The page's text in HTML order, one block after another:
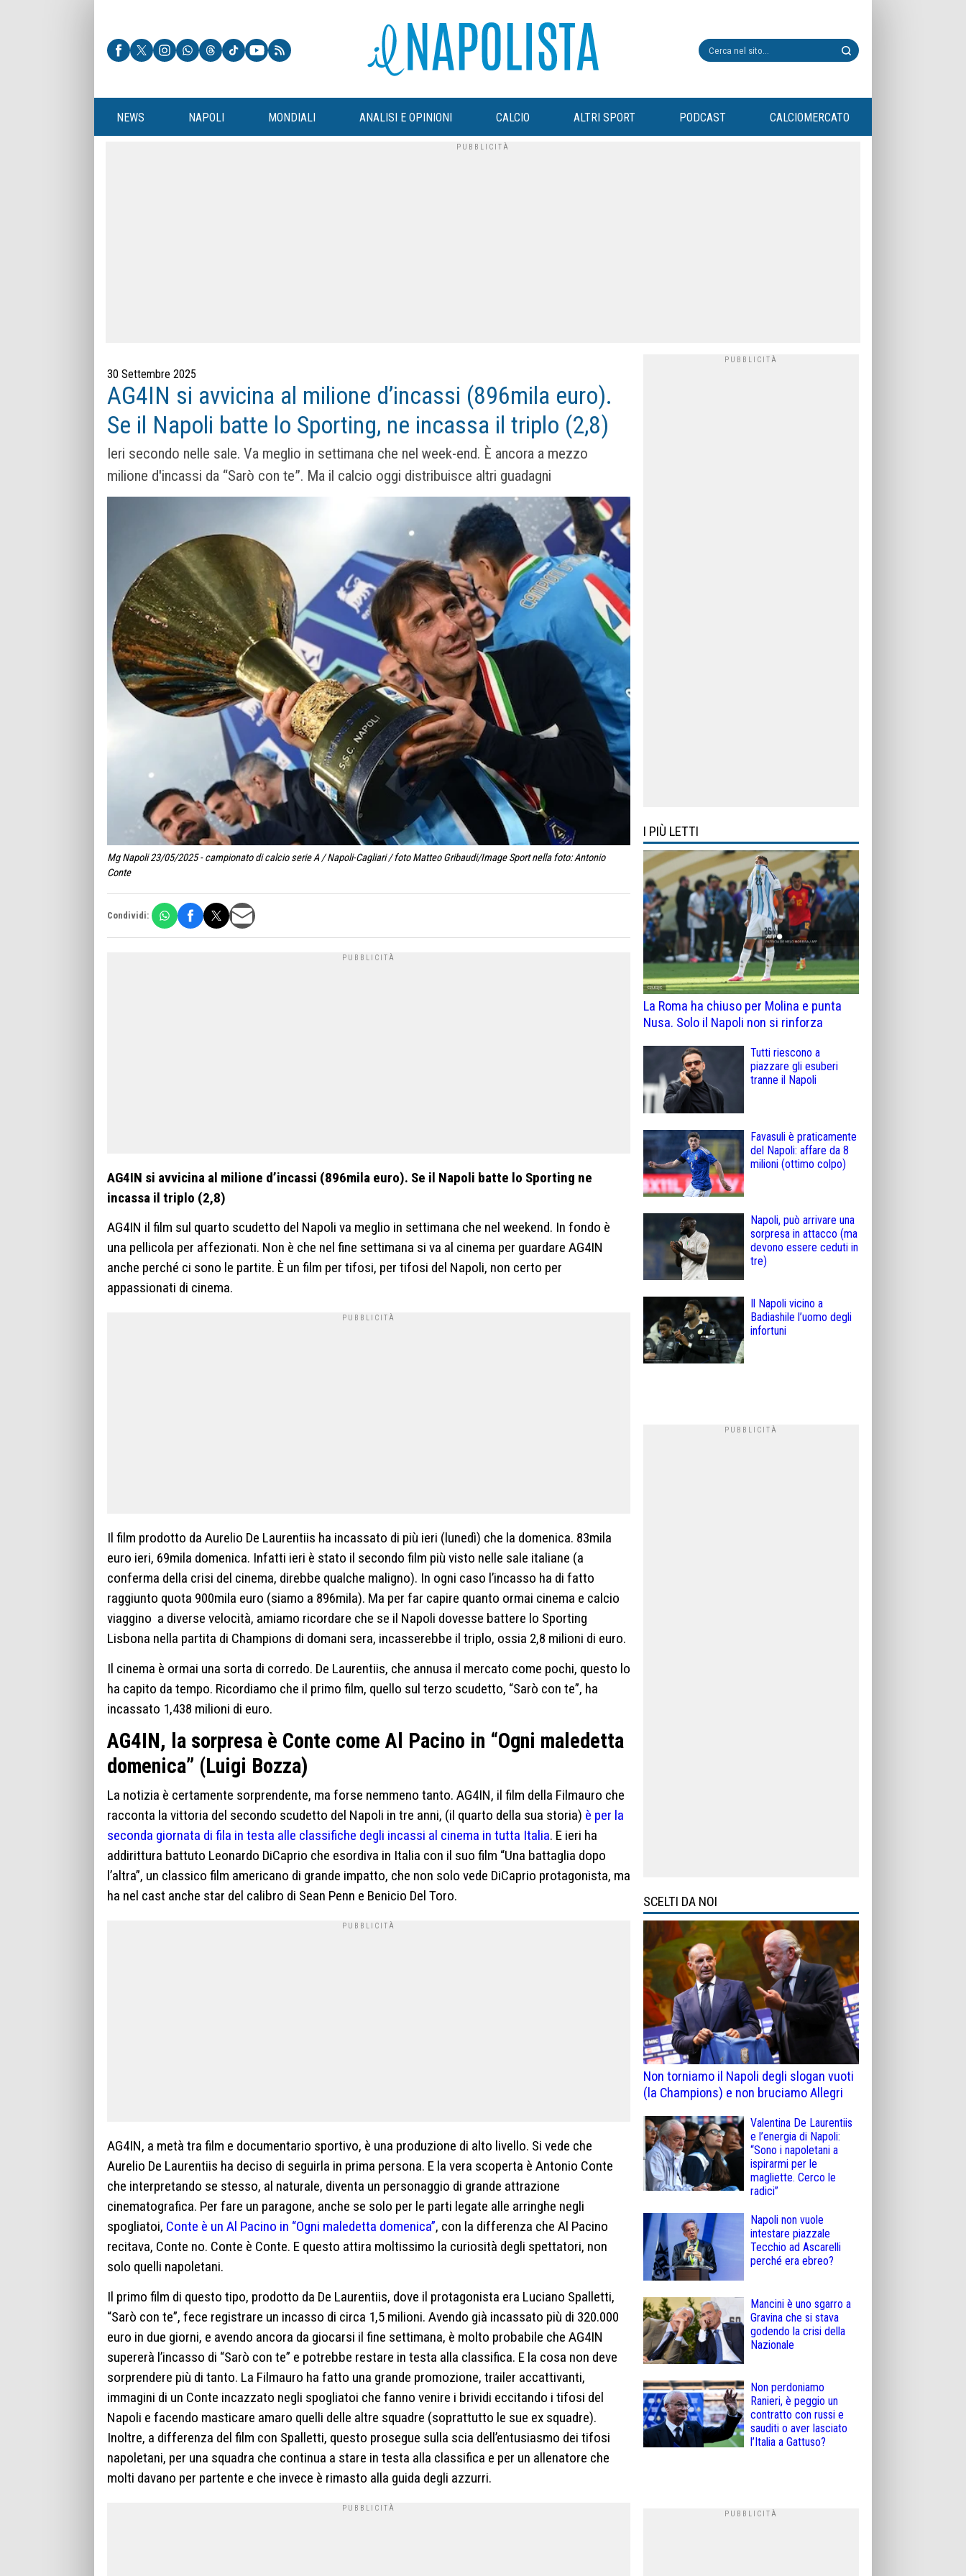
NEWS NAPOLI MONDIALI ANALISI E OPINIONI CALCIO ALTRI SPORT PODCAST CALCIOMERCATO
30 Settembre 2025
AG4IN si avvicina al milione d’incassi (896mila euro).
Se il Napoli batte lo Sporting, ne incassa il triplo (2,8)
Ieri secondo nelle sale. Va meglio in settimana che nel week-end. È ancora a mezzo
milione d'incassi da “Sarò con te”. Ma il calcio oggi distribuisce altri guadagni
Mg Napoli 23/05/2025 - campionato di calcio serie A / Napoli-Cagliari / foto Matteo Gribaudi/Image Sport nella foto: Antonio
Conte
Condividi:
AG4IN si avvicina al milione d’incassi (896mila euro). Se il Napoli batte lo Sporting ne
incassa il triplo (2,8)
AG4IN il film sul quarto scudetto del Napoli va meglio in settimana che nel weekend. In fondo è
una pellicola per affezionati. Non è che nel fine settimana si va al cinema per guardare AG4IN
anche perché ci sono le partite. È un film per tifosi, per tifosi del Napoli, non certo per
appassionati di cinema.
Il film prodotto da Aurelio De Laurentiis ha incassato di più ieri (lunedì) che la domenica. 83mila
euro ieri, 69mila domenica. Infatti ieri è stato il secondo film più visto nelle sale italiane (a
conferma della crisi del cinema, direbbe qualche maligno). In ogni caso l’incasso ha di fatto
raggiunto quota 900mila euro (siamo a 896mila). Ma per far capire quanto ormai cinema e calcio
viaggino a diverse velocità, amiamo ricordare che se il Napoli dovesse battere lo Sporting
Lisbona nella partita di Champions di domani sera, incasserebbe il triplo, ossia 2,8 milioni di euro.
Il cinema è ormai una sorta di corredo. De Laurentiis, che annusa il mercato come pochi, questo lo
ha capito da tempo. Ricordiamo che il primo film, quello sul terzo scudetto, “Sarò con te”, ha
incassato 1,438 milioni di euro.
AG4IN, la sorpresa è Conte come Al Pacino in “Ogni maledetta
domenica” (Luigi Bozza)
La notizia è certamente sorprendente, ma forse nemmeno tanto. AG4IN, il film della Filmauro che
racconta la vittoria del secondo scudetto del Napoli in tre anni, (il quarto della sua storia) è per la
seconda giornata di fila in testa alle classifiche degli incassi al cinema in tutta Italia. E ieri ha
addirittura battuto Leonardo DiCaprio che esordiva in Italia con il suo film “Una battaglia dopo
l’altra”, un classico film americano di grande impatto, che non solo vede DiCaprio protagonista, ma
ha nel cast anche star del calibro di Sean Penn e Benicio Del Toro.
AG4IN, a metà tra film e documentario sportivo, è una produzione di alto livello. Si vede che
Aurelio De Laurentiis ha deciso di seguirla in prima persona. E la vera scoperta è Antonio Conte
che interpretando se stesso, al naturale, diventa un personaggio di grande attrazione
cinematografica. Per fare un paragone, anche se solo per le parti legate alle arringhe negli
spogliatoi, Conte è un Al Pacino in “Ogni maledetta domenica”, con la differenza che Al Pacino
recitava, Conte no. Conte è Conte. E questo attira moltissimo la curiosità degli spettatori, non
solo quelli napoletani.
Il primo film di questo tipo, prodotto da De Laurentiis, dove il protagonista era Luciano Spalletti,
“Sarò con te”, fece registrare un incasso di circa 1,5 milioni. Avendo già incassato più di 320.000
euro in due giorni, e avendo ancora da giocarsi il fine settimana, è molto probabile che AG4IN
supererà l’incasso di “Sarò con te” e potrebbe restare in testa alla classifica. E la cosa non deve
sorprendere più di tanto. La Filmauro ha fatto una grande promozione, trailer accattivanti,
immagini di un Conte incazzato negli spogliatoi che fanno venire i brividi eccitando i tifosi del
Napoli e facendo masticare amaro quelli delle altre squadre (soprattutto le sue ex squadre).
Inoltre, a differenza del film con Spalletti, questo prosegue sulla scia dell’entusiasmo dei tifosi
napoletani, per una squadra che continua a stare in testa alla classifica e per un allenatore che
molti davano per partente e che invece è rimasto alla guida degli azzurri.
I PIÙ LETTI
La Roma ha chiuso per Molina e punta
Nusa. Solo il Napoli non si rinforza
Tutti riescono a
piazzare gli esuberi
tranne il Napoli
Favasuli è praticamente
del Napoli: affare da 8
milioni (ottimo colpo)
Napoli, può arrivare una
sorpresa in attacco (ma
devono essere ceduti in
tre)
Il Napoli vicino a
Badiashile l’uomo degli
infortuni
SCELTI DA NOI
Non torniamo il Napoli degli slogan vuoti
(la Champions) e non bruciamo Allegri
Valentina De Laurentiis
e l’energia di Napoli:
“Sono i napoletani a
ispirarmi per le
magliette. Cerco le
radici”
Napoli non vuole
intestare piazzale
Tecchio ad Ascarelli
perché era ebreo?
Mancini è uno sgarro a
Gravina che si stava
godendo la crisi della
Nazionale
Non perdoniamo
Ranieri, è peggio un
contratto con russi e
sauditi o aver lasciato
l’Italia a Gattuso?